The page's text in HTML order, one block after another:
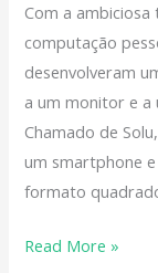
Com a
computação
desenvolveram
a um monitor e a
Chamado de
um smartphone
formato
revolucionar
mercado
Read More »